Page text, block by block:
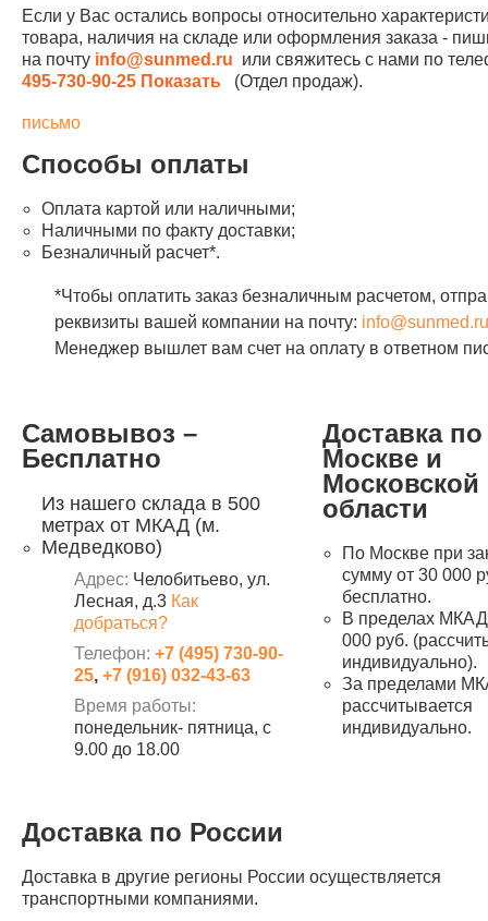
Если у Вас остались вопросы относительно
товара, наличия на складе или оформления заказа -
на почту info@sunmed.ru или свяжитесь с нами по
495-730-90-25 Показать (Отдел продаж).
письмо
Способы оплаты
Оплата картой или наличными;
Наличными по факту доставки;
Безналичный расчет*.
*Чтобы оплатить заказ безналичным расчетом,
реквизиты вашей компании на почту: info@sunmed.ru
Менеджер вышлет вам счет на оплату в ответном
Самовывоз –
Бесплатно
Из нашего склада в 500
метрах от МКАД (м.
Медведково)
Адрес: Челобитьево, ул.
Лесная, д.3 Как
добраться?
Телефон: +7 (495) 730-90-
25, +7 (916) 032-43-63
Время работы:
понедельник- пятница, с
9.00 до 18.00
Доставка по
Москве и
Московской
области
По Москве при
сумму от 30 000
бесплатно.
В пределах МКАД
000 руб.
индивидуально).
За пределами
рассчитывается
индивидуально.
Доставка по России
Доставка в другие регионы России осуществляется
транспортными компаниями.